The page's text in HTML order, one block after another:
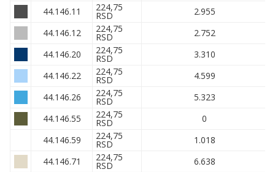
44.146.11
224,75
RSD
2.955
44.146.12
224,75
RSD
2.752
44.146.20
224,75
RSD
3.310
44.146.22
224,75
RSD
4.599
44.146.26
224,75
RSD
5.323
44.146.55
224,75
RSD
0
44.146.59
224,75
RSD
1.018
44.146.71
224,75
RSD 6.638